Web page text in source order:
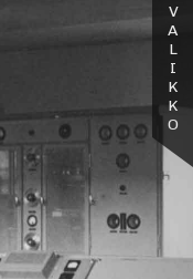
VALIKKO